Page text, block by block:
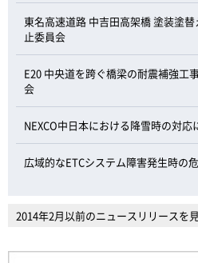
東名高速道路 中吉田高架橋 塗装塗
止委員会
E20 中央道を跨ぐ橋梁の耐震補強工
会
NEXCO中日本における降雪時の対応
広域的なETCシステム障害発生時の
2014年2月以前のニュースリリースを